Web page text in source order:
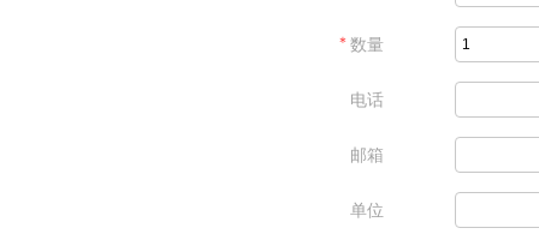
＊ 数量
电话
邮箱
单位